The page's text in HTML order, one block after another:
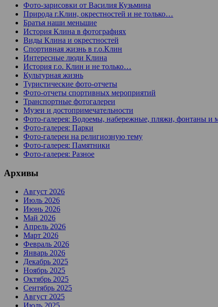
Фото-зарисовки от Василия Кузьмина
Природа г.Клин, окрестностей и не только…
Братья наши меньшие
История Клина в фотографиях
Виды Клина и окрестностей
Спортивная жизнь в г.о.Клин
Интересные люди Клина
История г.о. Клин и не только…
Культурная жизнь
Туристические фото-отчеты
Фото-отчеты спортивных мероприятий
Транспортные фотогалереи
Музеи и достопримечательности
Фото-галерея: Водоемы, набережные, пляжи, фонтаны и
Фото-галерея: Парки
Фото-галереи на религиозную тему
Фото-галерея: Памятники
Фото-галерея: Разное
Архивы
Август 2026
Июль 2026
Июнь 2026
Май 2026
Апрель 2026
Март 2026
Февраль 2026
Январь 2026
Декабрь 2025
Ноябрь 2025
Октябрь 2025
Сентябрь 2025
Август 2025